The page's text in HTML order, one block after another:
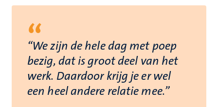
“
“We zijn de hele dag met poep
bezig, dat is groot deel van het
werk. Daardoor krijg je er wel
een heel andere relatie mee.”